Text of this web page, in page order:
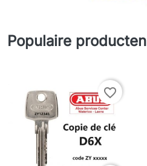
Populaire producten
favorite_border